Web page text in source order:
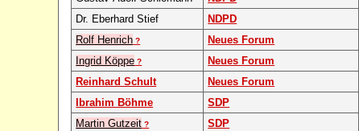
Dr. Eberhard Stief
NDPD
Rolf Henrich ?
Neues Forum
Ingrid Köppe ?
Neues Forum
Reinhard Schult
Neues Forum
Ibrahim Böhme
SDP
Martin Gutzeit ?
SDP